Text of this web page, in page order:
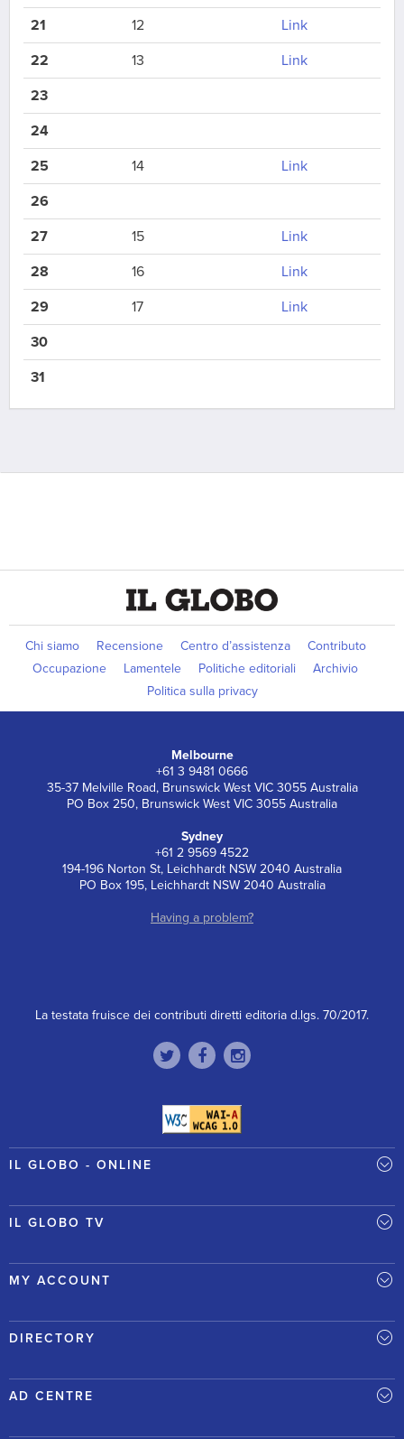
21
12
Link
22
13
Link
23
24
25
14
Link
26
27
15
Link
28
16
Link
29
17
Link
30
31
Chi siamo Recensione Centro d’assistenza
Contributo
Occupazione
Lamentele Politiche editoriali
Archivio
Politica sulla privacy
Melbourne
+61 3 9481 0666
35-37 Melville Road, Brunswick West VIC 3055 Australia
PO Box 250, Brunswick West VIC 3055 Australia
Sydney
+61 2 9569 4522
194-196 Norton St, Leichhardt NSW 2040 Australia
PO Box 195, Leichhardt NSW 2040 Australia
Having a problem?
La testata fruisce dei contributi diretti editoria d.lgs. 70/2017.
IL GLOBO - ONLINE
IL GLOBO TV
MY ACCOUNT
DIRECTORY
AD CENTRE